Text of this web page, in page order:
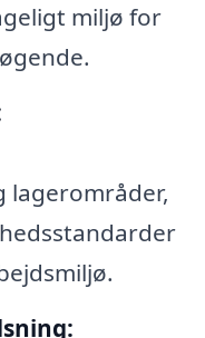
miljø for
lagerområder,